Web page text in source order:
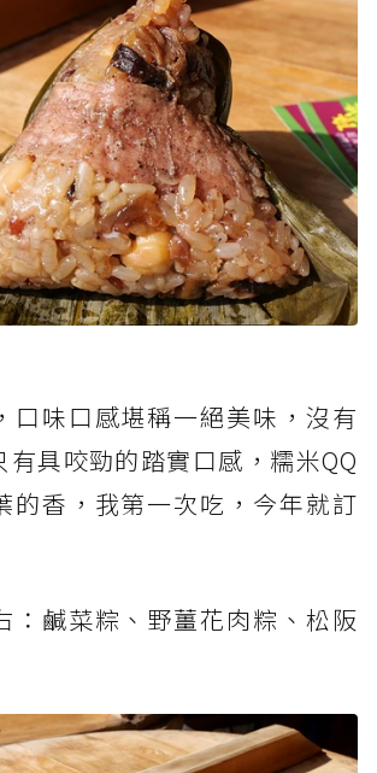
口味口感堪稱一絕美味，沒有
有具咬勁的踏實口感，糯米QQ
的香，我第一次吃，今年就訂
：鹹菜粽、野薑花肉粽、松阪